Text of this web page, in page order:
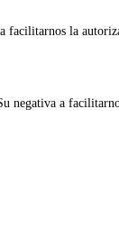
facilitarnos la
a